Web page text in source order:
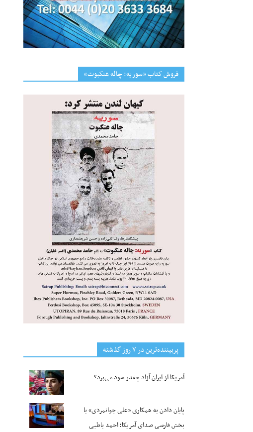
فروش کتاب «سوریه: چاله عنکبوت»
پربیننده‌ترین‌ در ۷ روز گذشته
آمریکا از ایران آزاد چقدر سود می‌برد؟
پایان دادن به همکاری «علی جوانمردی» با
بخش فارسی صدای آمریکا؛ احمد باطبی